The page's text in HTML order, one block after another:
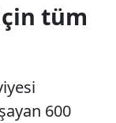
tüm
600